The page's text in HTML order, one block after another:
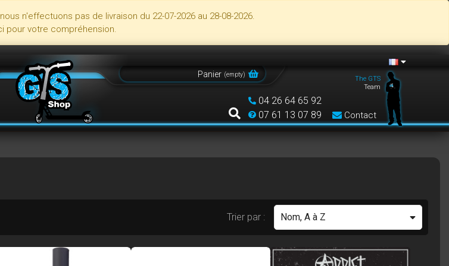
n'effectuons pas de livraison du 22-07-2026 au 28-08-2026.
pour votre compréhension.
Panier (empty)
Contact
04 26 64 65 92
07 61 13 07 89
The GTS
Team
Trier par : Nom, A à Z